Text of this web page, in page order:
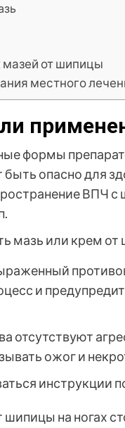
от шипицы
местного
формы
опасно для
ВПЧ
мазь или крем
и
отсутствуют
ожог и
инструкции
шипицы на ногах